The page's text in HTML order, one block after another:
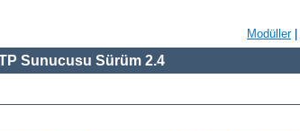
Modüller|
Sunucusu Sürüm 2.4